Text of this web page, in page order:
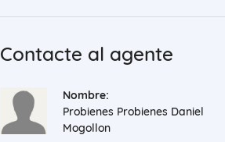
Contacte al agente
Nombre:
Probienes Probienes Daniel
Mogollon